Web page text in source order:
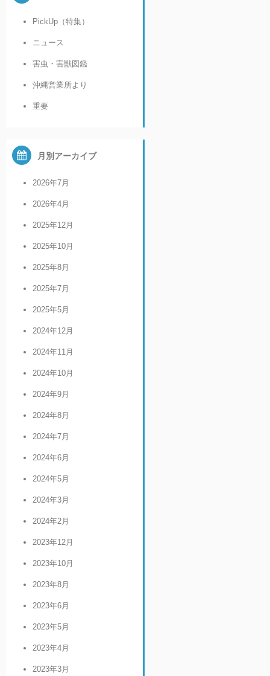
PickUp（特集）
ニュース
害虫・害獣図鑑
沖縄営業所より
重要
月別アーカイブ
2026年7月
2026年4月
2025年12月
2025年10月
2025年8月
2025年7月
2025年5月
2024年12月
2024年11月
2024年10月
2024年9月
2024年8月
2024年7月
2024年6月
2024年5月
2024年3月
2024年2月
2023年12月
2023年10月
2023年8月
2023年6月
2023年5月
2023年4月
2023年3月